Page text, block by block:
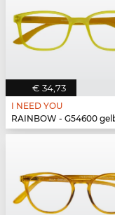
€ 34,73
I NEED YOU
RAINBOW - G54600